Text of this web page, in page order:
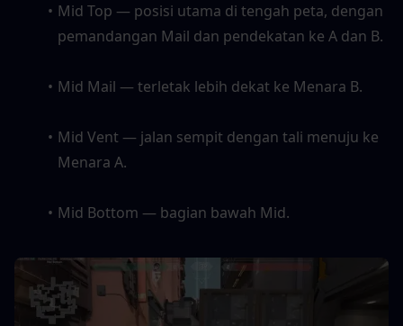
Mid Top — posisi utama di tengah peta, dengan
pemandangan Mail dan pendekatan ke A dan B.
Mid Mail — terletak lebih dekat ke Menara B.
Mid Vent — jalan sempit dengan tali menuju ke
Menara A.
Mid Bottom — bagian bawah Mid.